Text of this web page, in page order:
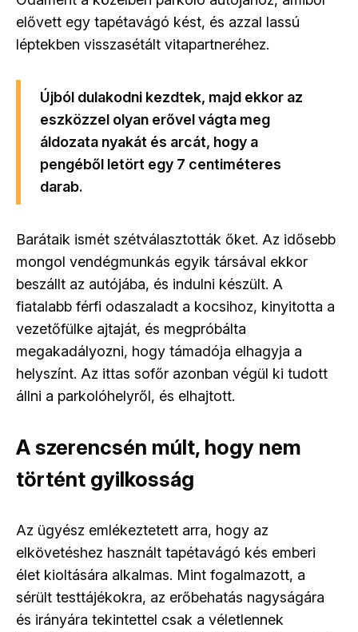
elővett egy tapétavágó kést, és azzal lassú
léptekben visszasétált vitapartneréhez.
Újból dulakodni kezdtek, majd ekkor az
eszközzel olyan erővel vágta meg
áldozata nyakát és arcát, hogy a
pengéből letört egy 7 centiméteres
darab.
Barátaik ismét szétválasztották őket. Az idősebb
mongol vendégmunkás egyik társával ekkor
beszállt az autójába, és indulni készült. A
fiatalabb férfi odaszaladt a kocsihoz, kinyitotta a
vezetőfülke ajtaját, és megpróbálta
megakadályozni, hogy támadója elhagyja a
helyszínt. Az ittas sofőr azonban végül ki tudott
állni a parkolóhelyről, és elhajtott.
A szerencsén múlt, hogy nem
történt gyilkosság
Az ügyész emlékeztetett arra, hogy az
elkövetéshez használt tapétavágó kés emberi
élet kioltására alkalmas. Mint fogalmazott, a
sérült testtájékokra, az erőbehatás nagyságára
és irányára tekintettel csak a véletlennek